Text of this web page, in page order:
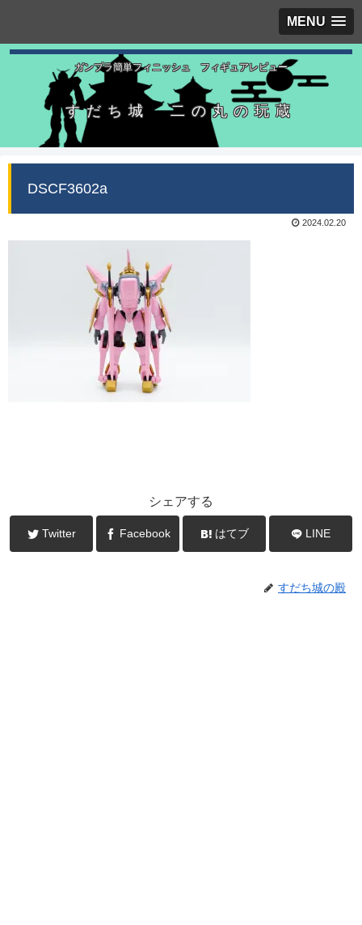
MENU
ガンプラ簡単フィニッシュ フィギュアレビュー
すだち城 二の丸の玩蔵
DSCF3602a
2024.02.20
シェアする
Twitter Facebook はてブ LINE
すだち城の殿